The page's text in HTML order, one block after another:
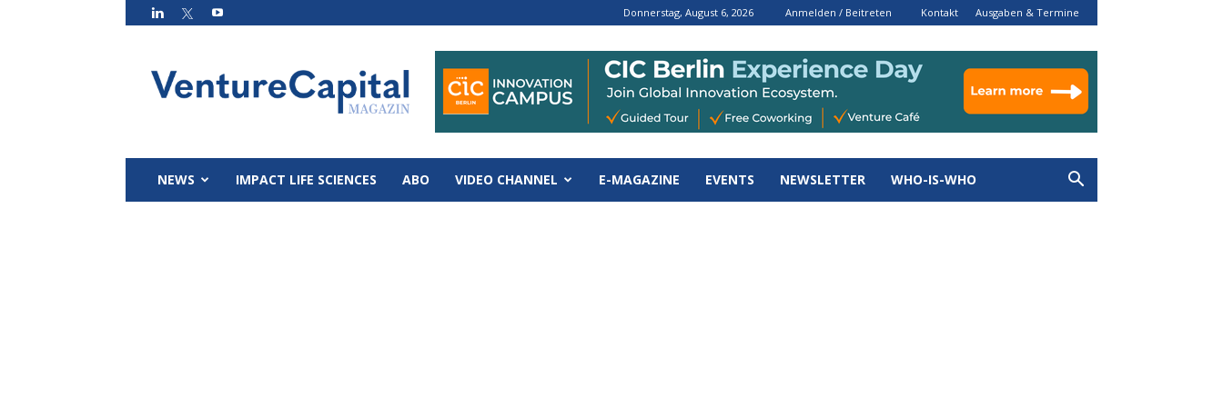
Donnerstag, August 6, 2026 Anmelden / Beitreten Kontakt Ausgaben & Termine
Magazin
NEWS IMPACT LIFE SCIENCES ABO VIDEO CHANNEL E-MAGAZINE EVENTS NEWSLETTER WHO-IS-WHO